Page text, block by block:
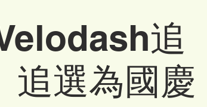
追
追選為國慶